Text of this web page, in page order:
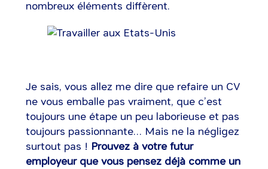
nombreux éléments diffèrent.
Je sais, vous allez me dire que refaire un CV
ne vous emballe pas vraiment, que c’est
toujours une étape un peu laborieuse et pas
toujours passionnante… Mais ne la négligez
surtout pas ! Prouvez à votre futur
employeur que vous pensez déjà comme un